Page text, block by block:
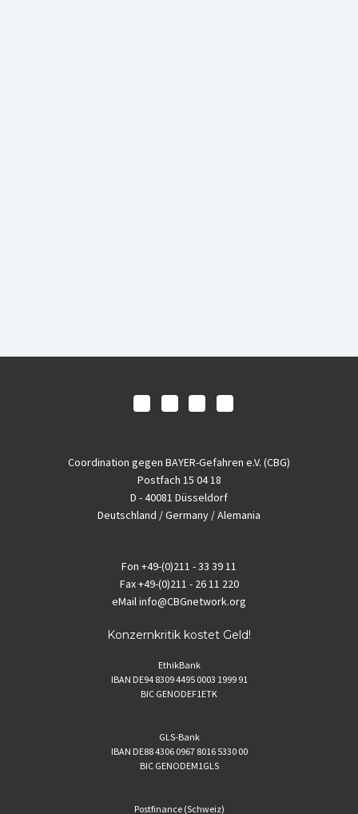
Coordination gegen BAYER-Gefahren e.V. (CBG)
Postfach 15 04 18
D - 40081 Düsseldorf
Deutschland / Germany / Alemania
Fon +49-(0)211 - 33 39 11
Fax+49-(0)211 - 26 11 220
eMailinfo@CBGnetwork.org
Konzernkritik kostet Geld!
EthikBank
IBAN DE94 8309 4495 0003 1999 91
BIC GENODEF1ETK
GLS-Bank
IBAN DE88 4306 0967 8016 5330 00
BIC GENODEM1GLS
Postfinance (Schweiz)